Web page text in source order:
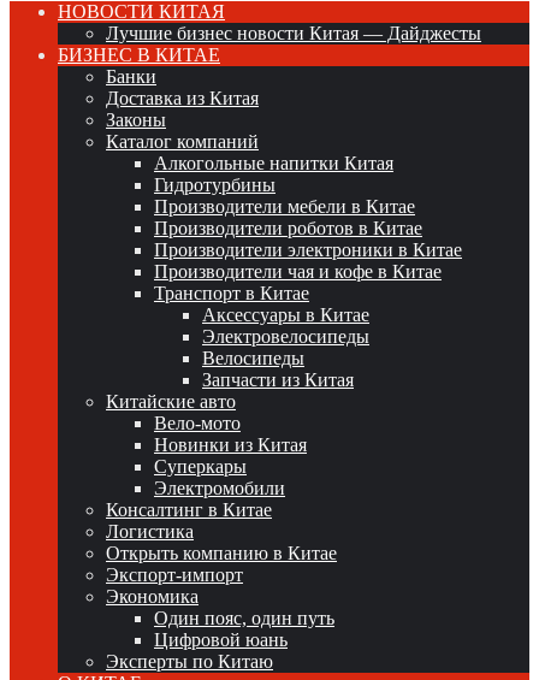
НОВОСТИ КИТАЯ
Лучшие бизнес новости Китая — Дайджесты
БИЗНЕС В КИТАЕ
Банки
Доставка из Китая
Законы
Каталог компаний
Алкогольные напитки Китая
Гидротурбины
Производители мебели в Китае
Производители роботов в Китае
Производители электроники в Китае
Производители чая и кофе в Китае
Транспорт в Китае
Аксессуары в Китае
Электровелосипеды
Велосипеды
Запчасти из Китая
Китайские авто
Вело-мото
Новинки из Китая
Суперкары
Электромобили
Консалтинг в Китае
Логистика
Открыть компанию в Китае
Экспорт-импорт
Экономика
Один пояс, один путь
Цифровой юань
Эксперты по Китаю